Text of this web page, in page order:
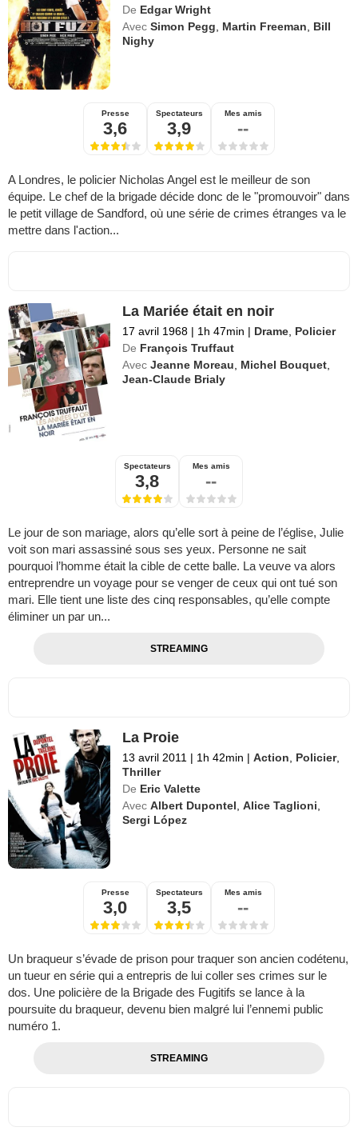
De Edgar Wright
Avec Simon Pegg Martin Freeman
Bill
Nighy
Presse
3,6
Spectateurs
3,9
Mes amis
--
A Londres, le policier Nicholas Angel est le meilleur de son
équipe. Le chef de la brigade décide donc de le "promouvoir" dans
le petit village de Sandford, où une série de crimes étranges va le
mettre dans l'action...
La Mariée était en noir
17 avril 1968 | 1h 47min | Drame Policier
De François Truffaut
Avec Jeanne Moreau Michel Bouquet
Jean-Claude Brialy
Spectateurs
3,8
Mes amis
--
Le jour de son mariage, alors qu’elle sort à peine de l’église, Julie
voit son mari assassiné sous ses yeux. Personne ne sait
pourquoi l’homme était la cible de cette balle. La veuve va alors
entreprendre un voyage pour se venger de ceux qui ont tué son
mari. Elle tient une liste des cinq responsables, qu’elle compte
éliminer un par un...
STREAMING
La Proie
13 avril 2011 | 1h 42min | Action Policier,
Thriller
De Eric Valette
Avec Albert Dupontel ,Alice Taglioni
Sergi López
Presse
3,0
Spectateurs
3,5
Mes amis
--
Un braqueur s’évade de prison pour traquer son ancien codétenu,
un tueur en série qui a entrepris de lui coller ses crimes sur le
dos. Une policière de la Brigade des Fugitifs se lance à la
poursuite du braqueur, devenu bien malgré lui l’ennemi public
numéro 1.
STREAMING